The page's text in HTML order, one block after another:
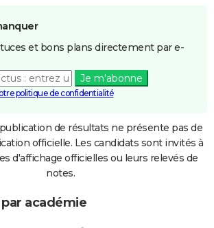
et bons plans directement par e-
Je m'abonne
politique de confidentialité
de résultats ne présente pas de
officielle. Les candidats sont invités à
d'affichage officielles ou leurs relevés de
notes.
académie